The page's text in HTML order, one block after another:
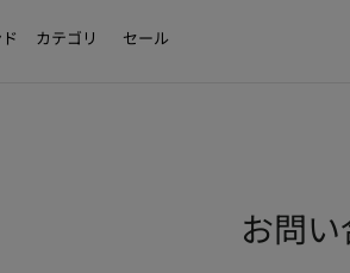
カテゴリ セール
お問